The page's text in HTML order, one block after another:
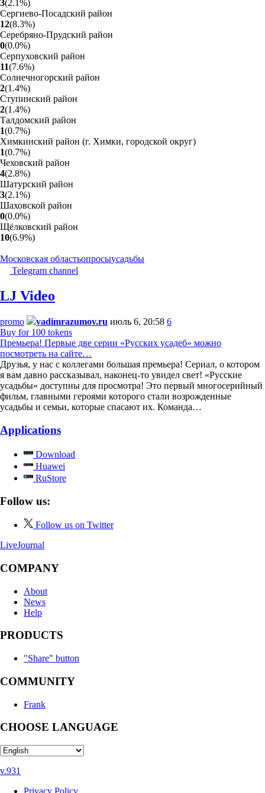
3(2.1%)
Сергиево-Посадский район
12(8.3%)
Серебряно-Прудский район
0(0.0%)
Серпуховский район
11(7.6%)
Солнечногорский район
2(1.4%)
Ступинский район
2(1.4%)
Талдомский район
1(0.7%)
Химкинский район (г. Химки, городской округ)
1(0.7%)
Чеховский район
4(2.8%)
Шатурский район
3(2.1%)
Шаховской район
0(0.0%)
Щёлковский район
10(6.9%)
Московская областьопросыусадьбы
Telegram channel
LJ Video
promo vadimrazumov.ru июль 6, 20:58 6
Buy for 100 tokens
Премьера! Первые две серии «Русских усадеб» можно
посмотреть на сайте…
Друзья, у нас с коллегами большая премьера! Сериал, о котором
я вам давно рассказывал, наконец-то увидел свет! «Русские
усадьбы» доступны для просмотра! Это первый многосерийный
фильм, главными героями которого стали возрожденные
усадьбы и семьи, которые спасают их. Команда…
Applications
Download
Huawei
RuStore
Follow us:
Follow us on Twitter
LiveJournal
COMPANY
About
News
Help
PRODUCTS
"Share" button
COMMUNITY
Frank
CHOOSE LANGUAGE
v.931
Privacy Policy